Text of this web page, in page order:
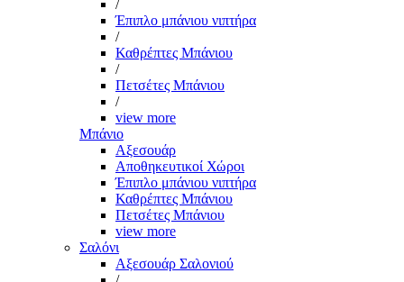
/
Έπιπλο μπάνιου νιπτήρα
/
Καθρέπτες Μπάνιου
/
Πετσέτες Μπάνιου
/
view more
Μπάνιο
Αξεσουάρ
Αποθηκευτικοί Χώροι
Έπιπλο μπάνιου νιπτήρα
Καθρέπτες Μπάνιου
Πετσέτες Μπάνιου
view more
Σαλόνι
Αξεσουάρ Σαλονιού